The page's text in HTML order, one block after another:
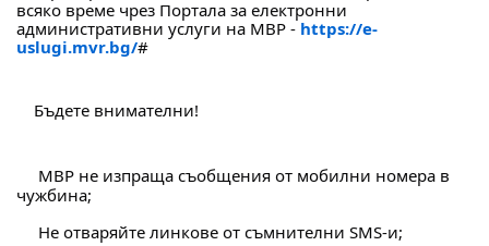
всяко време чрез Портала за електронни
административни услуги на МВР - https://e-
uslugi.mvr.bg/#
Бъдете внимателни!
МВР не изпраща съобщения от мобилни номера в
чужбина;
Не отваряйте линкове от съмнителни SMS-и;